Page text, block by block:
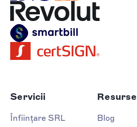
Servicii
Înființare SRL
Resurse
Blog